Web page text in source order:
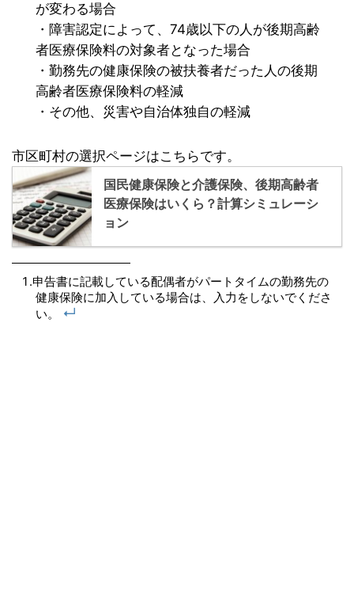
が変わる場合
・障害認定によって、74歳以下の人が後期高齢
者医療保険料の対象者となった場合
・勤務先の健康保険の被扶養者だった人の後期
高齢者医療保険料の軽減
・その他、災害や自治体独自の軽減
市区町村の選択ページはこちらです。
国民健康保険と介護保険、後期高齢者
医療保険はいくら？計算シミュレーシ
ョン
申告書に記載している配偶者がパートタイムの勤務先の
健康保険に加入している場合は、入力をしないでくださ
い。
↵